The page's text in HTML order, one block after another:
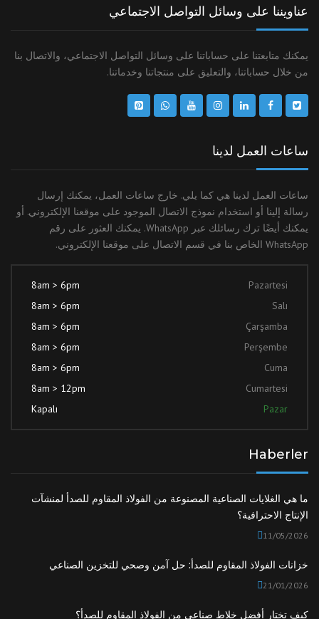
عناويننا على وسائل التواصل الاجتماعي
يمكنك متابعتنا على حساباتنا على وسائل التواصل الاجتماعي، والاتصال بنا
من خلال حساباتنا، والتعليق على منتجاتنا وخدماتنا.
ساعات العمل لدينا
ساعات العمل لدينا هي كما يلي. خارج ساعات العمل، يمكنك إرسال
رسالة إلينا أو استخدام نموذج الاتصال الموجود على موقعنا الإلكتروني. أو
يمكنك أيضًا ترك رسائلك عبر WhatsApp. يمكنك العثور على رقم
WhatsApp الخاص بنا في قسم الاتصال على موقعنا الإلكتروني.
Pazartesi
8am > 6pm
Salı
8am > 6pm
Çarşamba
8am > 6pm
Perşembe
8am > 6pm
Cuma
8am > 6pm
Cumartesi
8am > 12pm
Pazar
Kapalı
Haberler
ما هي الغلايات الصناعية المصنوعة من الفولاذ المقاوم للصدأ لمنشآت
الإنتاج الاحترافية؟
11/05/2026
خزانات الفولاذ المقاوم للصدأ: حل آمن وصحي للتخزين الصناعي
21/01/2026
كيف تختار أفضل خلاط صناعي من الفولاذ المقاوم للصدأ؟